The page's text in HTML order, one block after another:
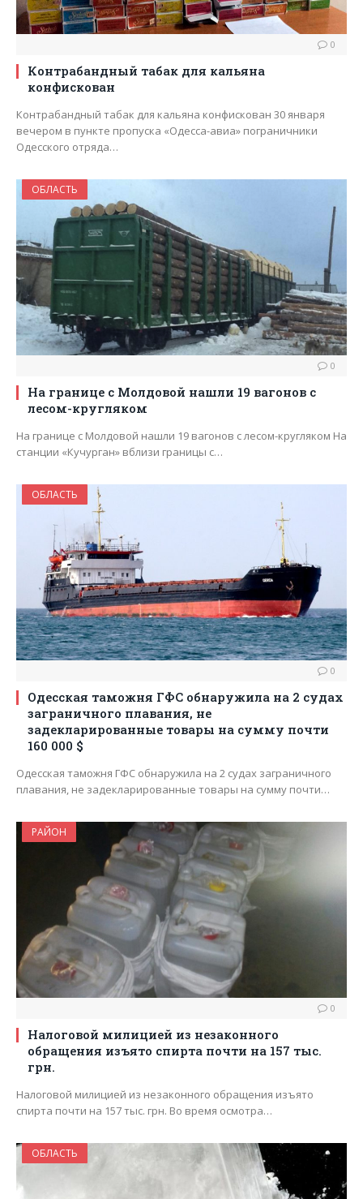
0
Контрабандный табак для кальяна
конфискован
Контрабандный табак для кальяна конфискован 30 января
вечером в пункте пропуска «Одесса-авиа» пограничники
Одесского отряда…
ОБЛАСТЬ
0
На границе с Молдовой нашли 19 вагонов с
лесом-кругляком
На границе с Молдовой нашли 19 вагонов с лесом-кругляком На
станции «Кучурган» вблизи границы с…
ОБЛАСТЬ
0
Одесская таможня ГФС обнаружила на 2 судах
заграничного плавания, не
задекларированные товары на сумму почти
160 000 $
Одесская таможня ГФС обнаружила на 2 судах заграничного
плавания, не задекларированные товары на сумму почти…
РАЙОН
0
Налоговой милицией из незаконного
обращения изъято спирта почти на 157 тыс.
грн.
Налоговой милицией из незаконного обращения изъято
спирта почти на 157 тыс. грн. Во время осмотра…
ОБЛАСТЬ